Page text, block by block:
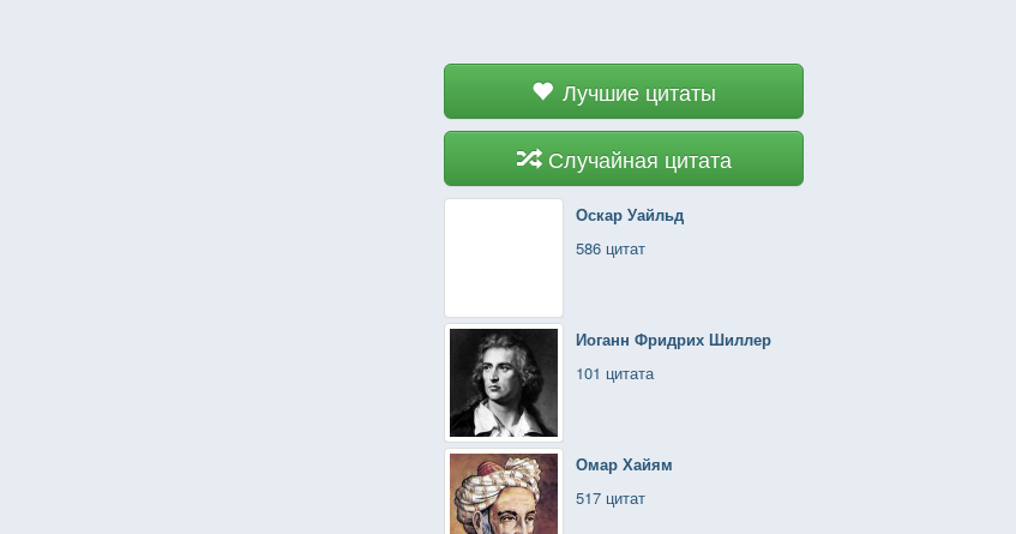
Лучшие цитаты
Случайная цитата
Оскар Уайльд
586 цитат
Иоганн Фридрих Шиллер
101 цитата
Омар Хайям
517 цитат